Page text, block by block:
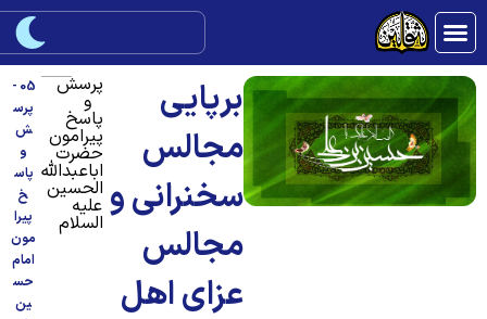
برپایی
مجالس
سخنرانی و
مجالس
عزای اهل
پرسش
و
پاسخ
پیرامون
حضرت
اباعبدالله
الحسین
علیه
السلام
05 -
پرس
ش
پاس
پیرا
مون
امام
حس
ین